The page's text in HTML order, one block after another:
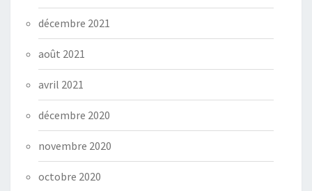
décembre 2021
août 2021
avril 2021
décembre 2020
novembre 2020
octobre 2020